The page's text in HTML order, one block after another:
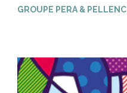
GROUPE PERA & PELLENC